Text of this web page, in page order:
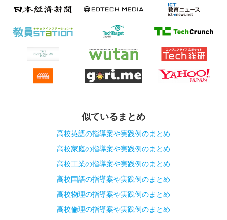
似ているまとめ
高校英語の指導案や実践例のまとめ
高校家庭の指導案や実践例のまとめ
高校工業の指導案や実践例のまとめ
高校国語の指導案や実践例のまとめ
高校物理の指導案や実践例のまとめ
高校倫理の指導案や実践例のまとめ